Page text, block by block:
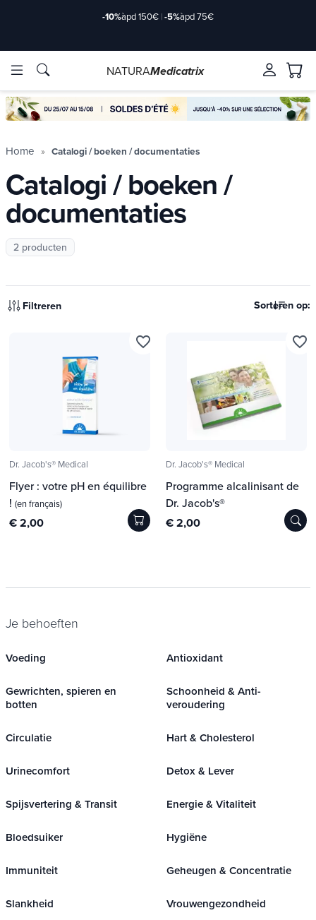
ingrediënten Merken
-10%àpd 150€ |-5%àpd 75€
ingrediënten Merken
NATURAMedicatrix
Home Catalogi / boeken / documentaties
Catalogi / boeken /
documentaties
2 producten
Filtreren Sorteren op:
Dr. Jacob's® Medical
Flyer : votre pH en équilibre
! (en français)
€ 2,00
favorite_border
Dr. Jacob's® Medical
Programme alcalinisant de
Dr. Jacob's®
€ 2,00
favorite_border
Je behoeften
Voeding Antioxidant
Gewrichten, spieren en
botten
Schoonheid & Anti-
veroudering
Circulatie Hart & Cholesterol
Urinecomfort Detox & Lever
Spijsvertering & Transit Energie & Vitaliteit
Bloedsuiker Hygiëne
Immuniteit Geheugen & Concentratie
Slankheid Vrouwengezondheid